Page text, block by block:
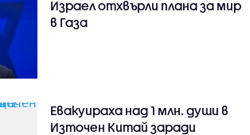
Израел отхвърли плана за мир
в Газа
Евакуираха над 1 млн. души в
Източен Китай заради